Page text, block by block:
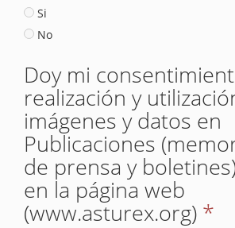
Si
No
Doy mi
realización y
imágenes y datos en
Publicaciones
de prensa y
en la página web
(www.asturex.org) *